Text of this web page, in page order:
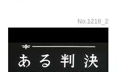
No.1218_2